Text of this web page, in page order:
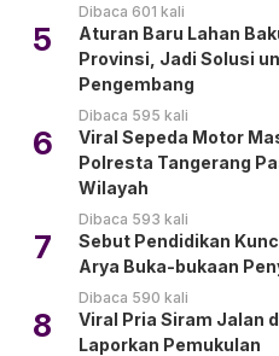
Dibaca 601 kali
5
Aturan Baru Lahan
Provinsi, Jadi Solusi
Pengembang
Dibaca 595 kali
6
Viral Sepeda Motor
Polresta Tangerang
Wilayah
Dibaca 593 kali
7
Sebut Pendidikan
Arya Buka-bukaan
Dibaca 590 kali
8
Viral Pria Siram Jalan
Laporkan Pemukulan